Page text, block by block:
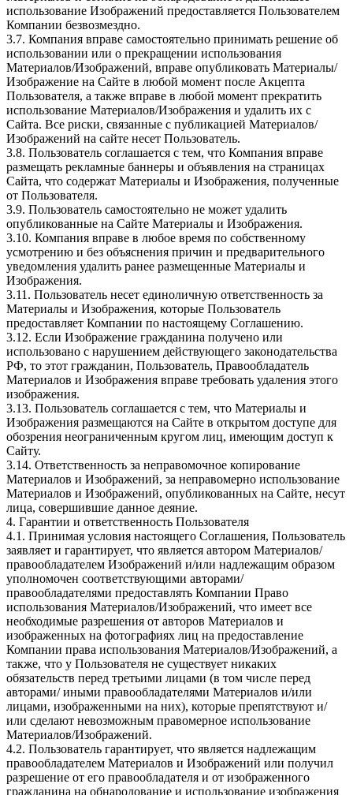
использование Изображений предоставляется Пользователем
Компании безвозмездно.
3.7. Компания вправе самостоятельно принимать решение об
использовании или о прекращении использования
Материалов/Изображений, вправе опубликовать Материалы/
Изображение на Сайте в любой момент после Акцепта
Пользователя, а также вправе в любой момент прекратить
использование Материалов/Изображения и удалить их с
Сайта. Все риски, связанные с публикацией Материалов/
Изображений на сайте несет Пользователь.
3.8. Пользователь соглашается с тем, что Компания вправе
размещать рекламные баннеры и объявления на страницах
Сайта, что содержат Материалы и Изображения, полученные
от Пользователя.
3.9. Пользователь самостоятельно не может удалить
опубликованные на Сайте Материалы и Изображения.
3.10. Компания вправе в любое время по собственному
усмотрению и без объяснения причин и предварительного
уведомления удалить ранее размещенные Материалы и
Изображения.
3.11. Пользователь несет единоличную ответственность за
Материалы и Изображения, которые Пользователь
предоставляет Компании по настоящему Соглашению.
3.12. Если Изображение гражданина получено или
использовано с нарушением действующего законодательства
РФ, то этот гражданин, Пользователь, Правообладатель
Материалов и Изображения вправе требовать удаления этого
изображения.
3.13. Пользователь соглашается с тем, что Материалы и
Изображения размещаются на Сайте в открытом доступе для
обозрения неограниченным кругом лиц, имеющим доступ к
Сайту.
3.14. Ответственность за неправомочное копирование
Материалов и Изображений, за неправомерно использование
Материалов и Изображений, опубликованных на Сайте, несут
лица, совершившие данное деяние.
4. Гарантии и ответственность Пользователя
4.1. Принимая условия настоящего Соглашения, Пользователь
заявляет и гарантирует, что является автором Материалов/
правообладателем Изображений и/или надлежащим образом
уполномочен соответствующими авторами/
правообладателями предоставлять Компании Право
использования Материалов/Изображений, что имеет все
необходимые разрешения от авторов Материалов и
изображенных на фотографиях лиц на предоставление
Компании права использования Материалов/Изображений, а
также, что у Пользователя не существует никаких
обязательств перед третьими лицами (в том числе перед
авторами/ иными правообладателями Материалов и/или
лицами, изображенными на них), которые препятствуют и/
или сделают невозможным правомерное использование
Материалов/Изображений.
4.2. Пользователь гарантирует, что является надлежащим
правообладателем Материалов и Изображений или получил
разрешение от его правообладателя и от изображенного
гражданина на обнародование и использование изображения